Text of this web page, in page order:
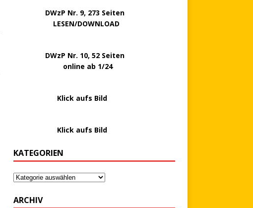
DWzP Nr. 9, 273 Seiten
LESEN/DOWNLOAD
DWzP Nr. 10, 52 Seiten
online ab 1/24
Klick aufs Bild
Klick aufs Bild
KATEGORIEN
ARCHIV